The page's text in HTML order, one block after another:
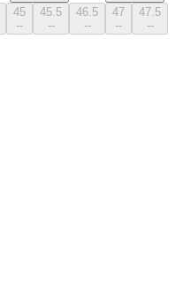
45
--
45.5
--
46.5
--
47
--
47.5
--